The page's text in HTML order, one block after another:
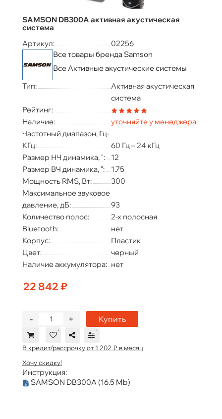
SAMSON DB300A активная акустическая
система
Артикул:
02256
Все товары бренда Samson
Все Активные акустические системы
Тип:
Активная акустическая
система
Рейтинг:
Наличие:
уточняйте у менеджера
Частотный диапазон, Гц-
КГц:
60 Гц – 24 кГц
Размер НЧ динамика, ":
12
Размер ВЧ динамика, ":
1.75
Мощность RMS, Вт:
300
Максимальное звуковое
давление, дБ:
93
Количество полос:
2-х полосная
Bluetooth:
нет
Корпус:
Пластик
Цвет:
черный
Наличие аккумулятора: нет
22 842 ₽
+
- Купить
В кредит/рассрочку от 1 202 ₽ в месяц
Хочу скидку!
Инструкция:
SAMSON DB300A (16.5 Mb)